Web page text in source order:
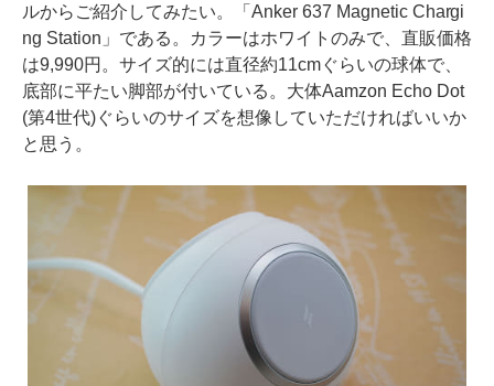
ルからご紹介してみたい。「Anker 637 Magnetic Chargi
ng Station」である。カラーはホワイトのみで、直販価格
は9,990円。サイズ的には直径約11cmぐらいの球体で、
底部に平たい脚部が付いている。大体Aamzon Echo Dot
(第4世代)ぐらいのサイズを想像していただければいいか
と思う。